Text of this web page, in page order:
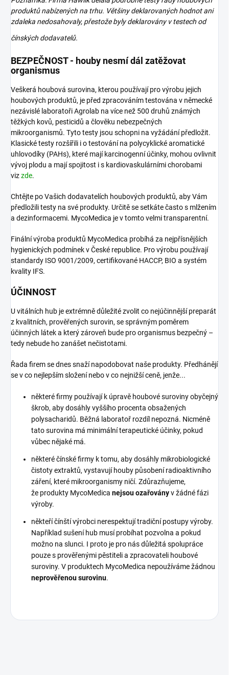
produktů nabízených na trhu. Většiny deklarovaných hodnot ani
zdaleka nedosahovaly, přestože byly deklarovány v testech od
čínských dodavatelů.
BEZPEČNOST - houby nesmí dál zatěžovat
organismus
Veškerá houbová surovina, kterou používají pro výrobu jejich
houbových produktů, je před zpracováním testována v německé
nezávislé laboratoři Agrolab na více než 500 druhů známých
těžkých kovů, pesticidů a člověku nebezpečných
mikroorganismů. Tyto testy jsou schopni na vyžádání předložit.
Klasické testy rozšířili i o testování na polycyklické aromatické
uhlovodíky (PAHs), které mají karcinogenní účinky, mohou ovlivnit
vývoj plodu a mají spojitost i s kardiovaskulárními chorobami
vizzde.
Chtějte po Vašich dodavatelích houbových produktů, aby Vám
předložili testy na své produkty. Určitě se setkáte často s mlžením
a dezinformacemi. MycoMedica je v tomto velmi transparentní.
Finální výroba produktů MycoMedica probíhá za nejpřísnějších
hygienických podmínek v České republice. Pro výrobu používají
standardy ISO 9001/2009, certifikované HACCP, BIO a systém
kvality IFS.
ÚČINNOST
U vitálních hub je extrémně důležité zvolit co nejúčinnější preparát
z kvalitních, prověřených surovin, se správným poměrem
účinných látek a který zároveň bude pro organismus bezpečný –
tedy nebude ho zanášet nečistotami.
Řada firem se dnes snaží napodobovat naše produkty. Předhánějí
se v co nejlepším složení nebo v co nejnižší ceně, jenže...
některé firmy používají k úpravě houbové suroviny obyčejný
škrob, aby dosáhly vyššího procenta obsažených
polysacharidů. Běžná laboratoř rozdíl nepozná. Nicméně
tato surovina má minimální terapeutické účinky, pokud
vůbec nějaké má.
některé čínské firmy k tomu, aby dosáhly mikrobiologické
čistoty extraktů, vystavují houby působení radioaktivního
záření, které mikroorganismy ničí. Zdůrazňujeme,
že produkty MycoMedica nejsou ozařoványv žádné fázi
výroby.
někteří čínští výrobci nerespektují tradiční postupy výroby.
Například sušení hub musí probíhat pozvolna a pokud
možno na slunci. I proto je pro nás důležitá spolupráce
pouze s prověřenými pěstiteli a zpracovateli houbové
suroviny. V produktech MycoMedica nepoužíváme žádnou
neprověřenou surovinu.